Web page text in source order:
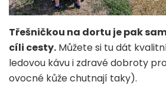
Třešničkou na dortu je pak
cíli cesty. Můžete si tu dát
ledovou kávu i zdravé dobroty
ovocné kůže chutnají taky).